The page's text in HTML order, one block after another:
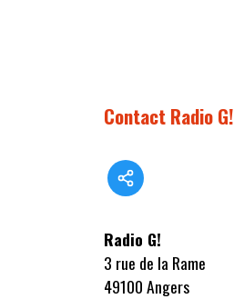
Contact Radio G!
Radio G!
3 rue de la Rame
49100 Angers